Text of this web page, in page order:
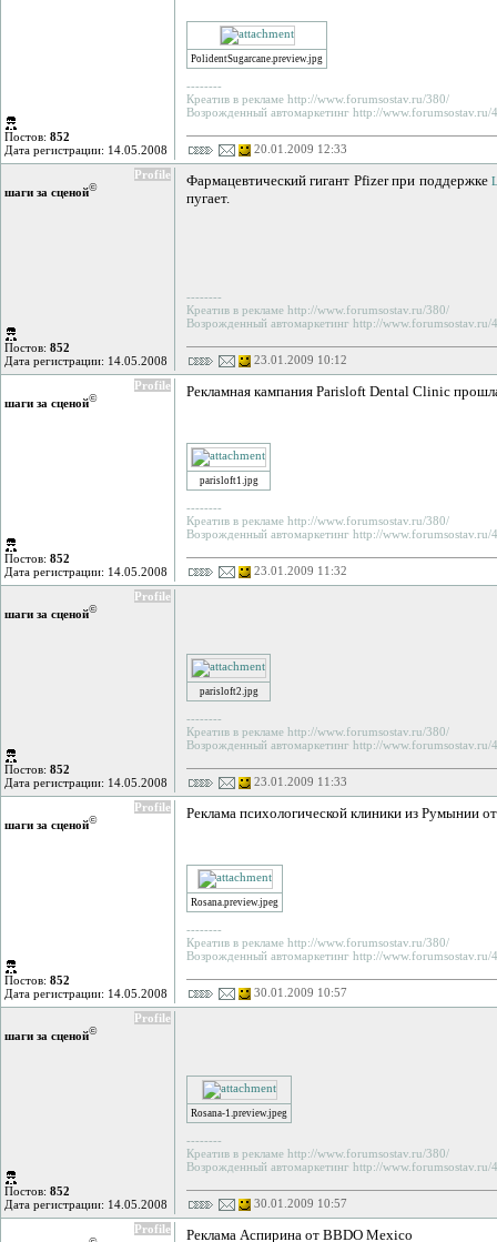
Постов: 852
Дата регистрации: 14.05.2008
PolidentSugarcane.preview.jpg
--------
Креатив в рекламе http://www.forumsostav.ru/380/
Возрожденный автомаркетинг http://www.forumsostav.ru/
20.01.2009 12:33
Profile
шаги за сценой©
Постов: 852
Дата регистрации: 14.05.2008
Фармацевтический гигант Pfizer при поддержке
пугает.
--------
Креатив в рекламе http://www.forumsostav.ru/380/
Возрожденный автомаркетинг http://www.forumsostav.ru/
23.01.2009 10:12
Profile
шаги за сценой©
Постов: 852
Дата регистрации: 14.05.2008
Рекламная кампания Parisloft Dental Clinic
parisloft1.jpg
--------
Креатив в рекламе http://www.forumsostav.ru/380/
Возрожденный автомаркетинг http://www.forumsostav.ru/
23.01.2009 11:32
Profile
шаги за сценой©
Постов: 852
Дата регистрации: 14.05.2008
parisloft2.jpg
--------
Креатив в рекламе http://www.forumsostav.ru/380/
Возрожденный автомаркетинг http://www.forumsostav.ru/
23.01.2009 11:33
Profile
шаги за сценой©
Постов: 852
Дата регистрации: 14.05.2008
Реклама психологической клиники из Румынии
Rosana.preview.jpeg
--------
Креатив в рекламе http://www.forumsostav.ru/380/
Возрожденный автомаркетинг http://www.forumsostav.ru/
30.01.2009 10:57
Profile
шаги за сценой©
Постов: 852
Дата регистрации: 14.05.2008
Rosana-1.preview.jpeg
--------
Креатив в рекламе http://www.forumsostav.ru/380/
Возрожденный автомаркетинг http://www.forumsostav.ru/
30.01.2009 10:57
Profile
Реклама Аспирина от BBDO Mexico